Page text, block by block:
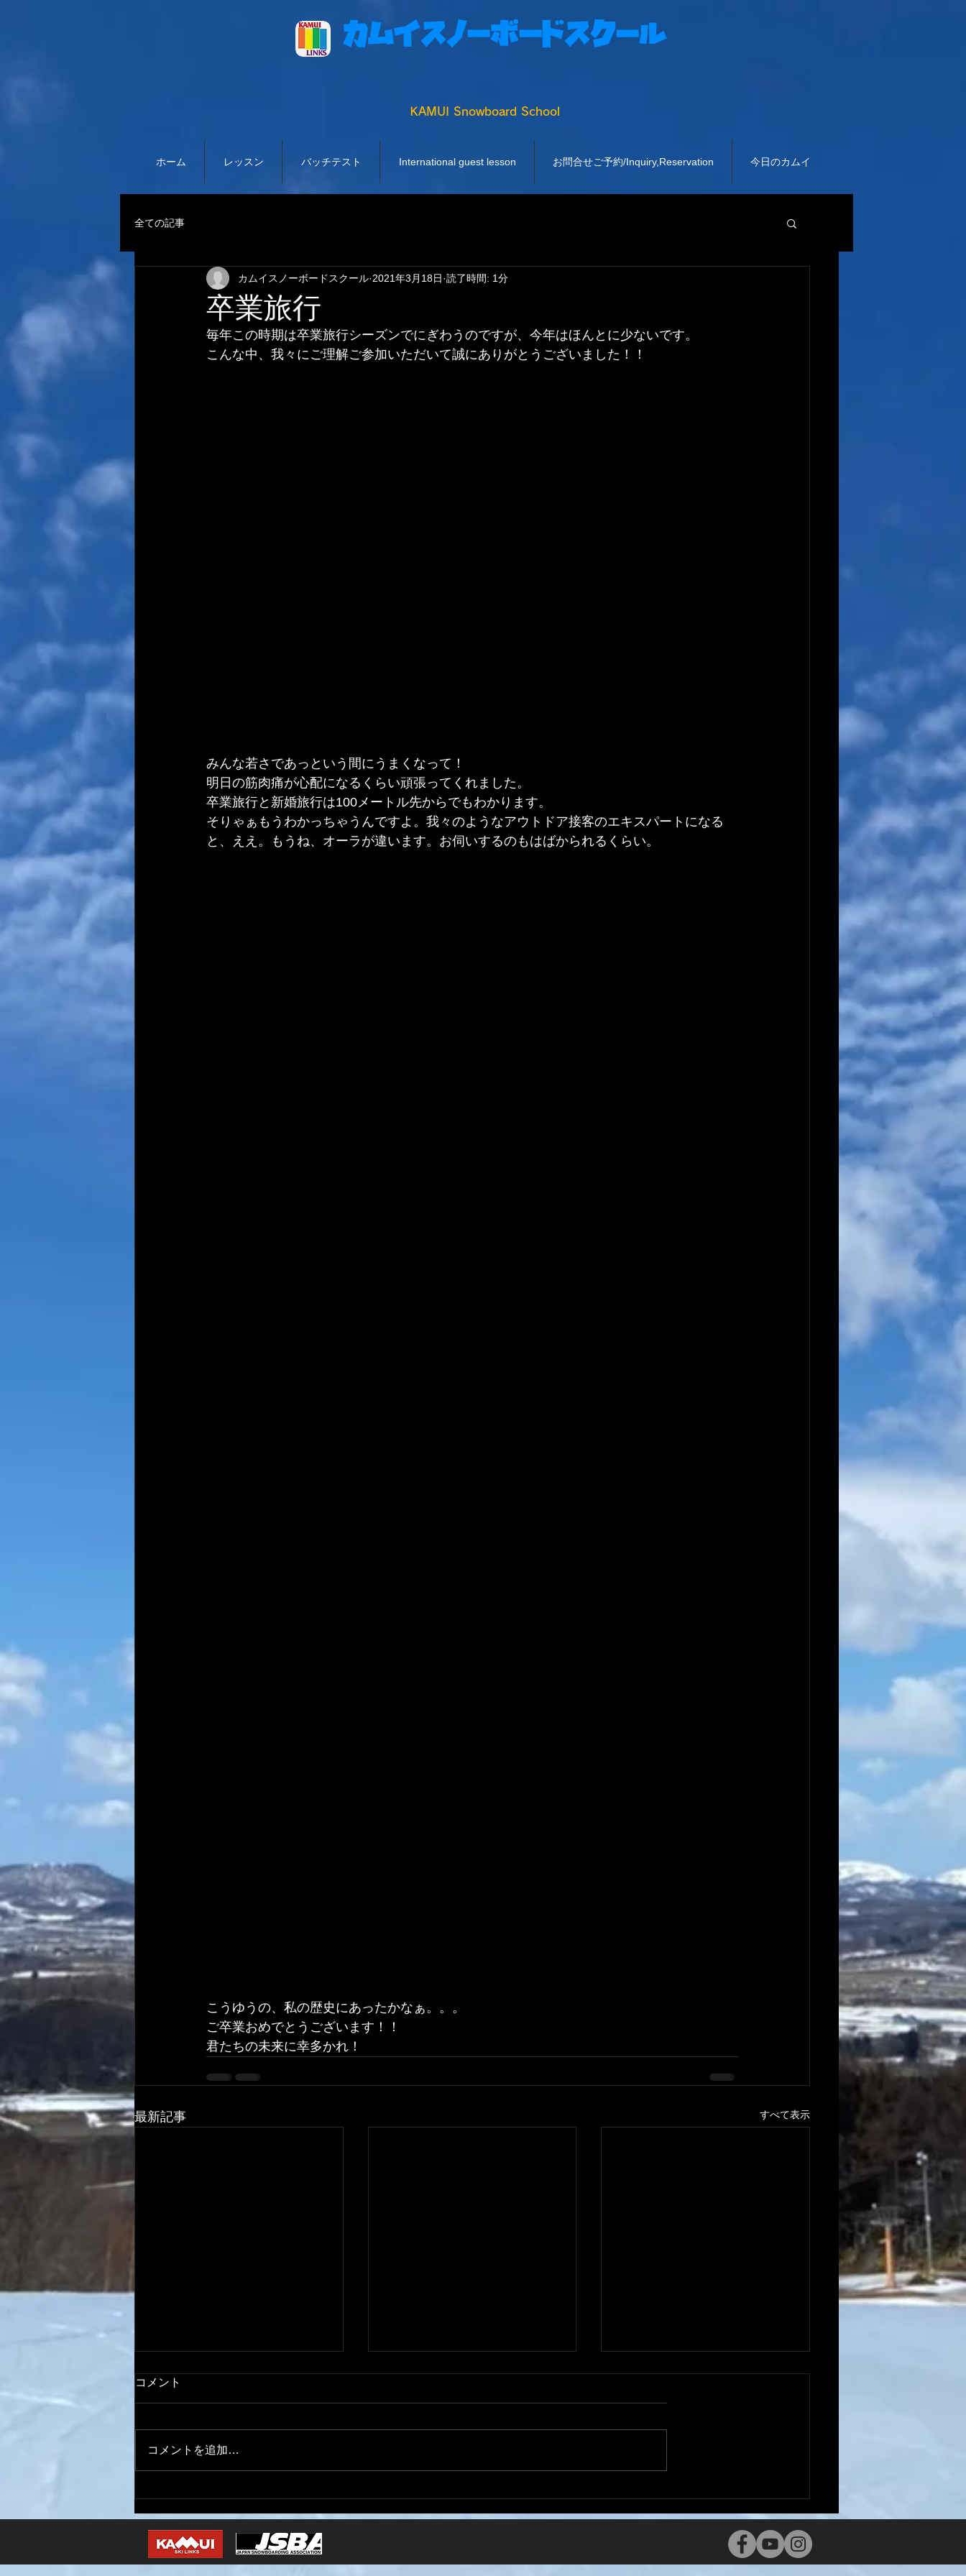
カムイスノーボードスクール
KAMUI Snowboard School
ホーム レッスン バッチテスト International guest lesson お問合せご予約/Inquiry,Reservation 今日のカムイ
全ての記事
卒業旅行
カムイスノーボードスクール 2021年3月18日 読了時間: 1分
毎年この時期は卒業旅行シーズンでにぎわうのですが、今年はほんとに少ないです。
こんな中、我々にご理解ご参加いただいて誠にありがとうございました！！
みんな若さであっという間にうまくなって！
明日の筋肉痛が心配になるくらい頑張ってくれました。
卒業旅行と新婚旅行は100メートル先からでもわかります。
そりゃぁもうわかっちゃうんですよ。我々のようなアウトドア接客のエキスパートになる
と、ええ。もうね、オーラが違います。お伺いするのもはばかられるくらい。
こうゆうの、私の歴史にあったかなぁ。。。
ご卒業おめでとうございます！！
君たちの未来に幸多かれ！
最新記事 すべて表示
シーズンアウト！！！
コメント
コメントを追加…